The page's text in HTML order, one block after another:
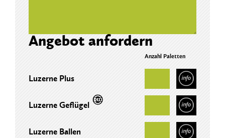
Angebot anfordern
Luzerne Plus
Anzahl Paletten
Luzerne Geflügel
Luzerne Ballen